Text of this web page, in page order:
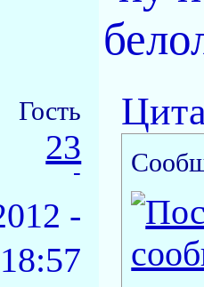
Гость
23
-
-
18:57